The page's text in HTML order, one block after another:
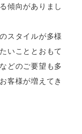
傾向がありまし
スタイルが多様
いこととおもて
どのご要望も多
客様が増えてき